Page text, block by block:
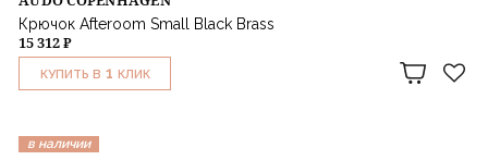
Крючок Afteroom Small Black Brass
15 312 ₽
КУПИТЬ В 1 КЛИК
в наличии